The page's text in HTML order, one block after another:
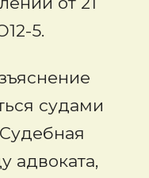
5.
судами
адвоката,